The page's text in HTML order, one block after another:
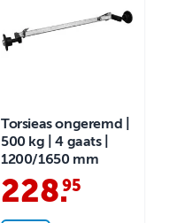
Torsieas ongeremd |
500 kg | 4 gaats |
1200/1650 mm
228.
95